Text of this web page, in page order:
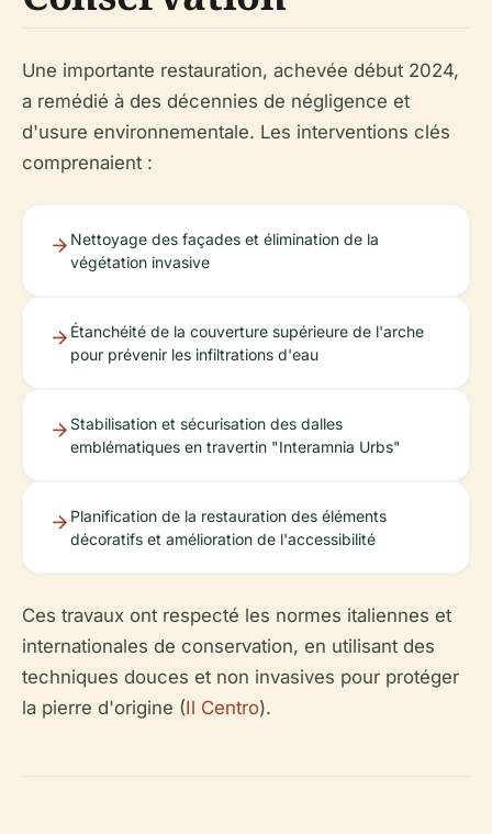
Une importante restauration, achevée début 2024,
a remédié à des décennies de négligence et
d'usure environnementale. Les interventions clés
comprenaient :
Nettoyage des façades et élimination de la
végétation invasive
Étanchéité de la couverture supérieure de l'arche
pour prévenir les infiltrations d'eau
Stabilisation et sécurisation des dalles
emblématiques en travertin "Interamnia Urbs"
Planification de la restauration des éléments
décoratifs et amélioration de l'accessibilité
Ces travaux ont respecté les normes italiennes et
internationales de conservation, en utilisant des
techniques douces et non invasives pour protéger
la pierre d'origine (Il Centro).